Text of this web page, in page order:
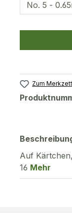
Zum
Auf
16 Mehr